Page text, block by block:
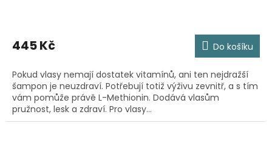
445 Kč Do košíku
Pokud vlasy nemají dostatek vitamínů, ani ten nejdražší
šampon je neuzdraví. Potřebují totiž výživu zevnitř, a s tím
vám pomůže právě L-Methionin. Dodává vlasům
pružnost, lesk a zdraví. Pro vlasy...